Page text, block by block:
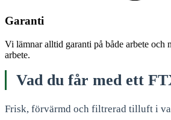
Garanti
Vi lämnar alltid garanti på både arbete och
arbete.
Vad du får med ett
Frisk, förvärmd och filtrerad tilluft i